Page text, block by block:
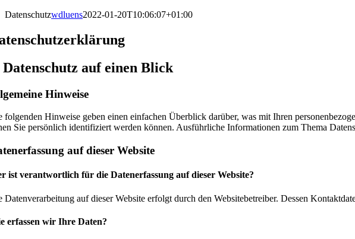
Datenschutzwdluens2022-01-20T10:06:07+01:00
Datenschutz auf einen Blick
Hinweise
folgenden Hinweise geben einen einfachen Überblick darüber, was mit Ihren
Sie persönlich identifiziert werden können. Ausführliche Informationen zum Thema
auf dieser Website
ist verantwortlich für die Datenerfassung auf dieser Website?
Datenverarbeitung auf dieser Website erfolgt durch den Websitebetreiber. Dessen
erfassen wir Ihre Daten?